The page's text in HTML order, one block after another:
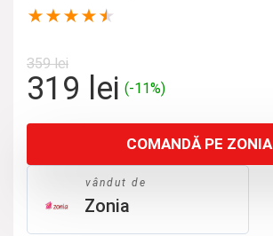
★★★★★
359lei
Prețul
a
fost:
359 lei.
319 leiPrețul
este:
319 lei.
(-11%)
COMANDĂ PE ZONIA
vândut de
Zonia